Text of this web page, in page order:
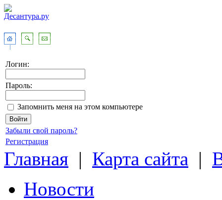
Логин:
Пароль:
Запомнить меня на этом компьютере
Забыли свой пароль?
Регистрация
Главная | Карта сайта |
Новости